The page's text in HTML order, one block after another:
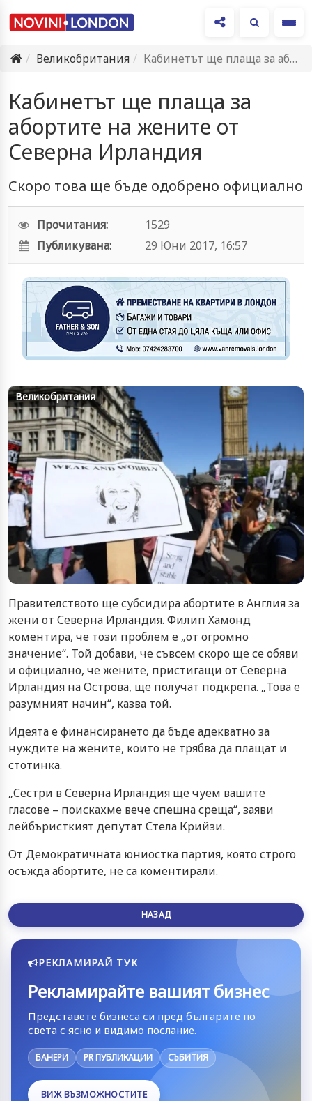
Великобритания
Кабинетът ще плаща за абортите на жените от Северна Ирландия
Кабинетът ще плаща за
абортите на жените от
Северна Ирландия
Скоро това ще бъде одобрено официално
Прочитания:
1529
Публикувана:
29 Юни 2017, 16:57
Великобритания
Правителството ще субсидира абортите в Англия за
жени от Северна Ирландия. Филип Хамонд
коментира, че този проблем е „от огромно
значение“. Той добави, че съвсем скоро ще се обяви
и официално, че жените, пристигащи от Северна
Ирландия на Острова, ще получат подкрепа. „Това е
разумният начин“, казва той.
Идеята е финансирането да бъде адекватно за
нуждите на жените, които не трябва да плащат и
стотинка.
„Сестри в Северна Ирландия ще чуем вашите
гласове – поискахме вече спешна среща“, заяви
лейбъристкият депутат Стела Крийзи.
От Демократичната юниостка партия, която строго
осъжда абортите, не са коментирали.
НАЗАД
РЕКЛАМИРАЙ ТУК
Рекламирайте вашият бизнес
Представете бизнеса си пред българите по
света с ясно и видимо послание.
БАНЕРИ PR ПУБЛИКАЦИИ СЪБИТИЯ
ВИЖ ВЪЗМОЖНОСТИТЕ